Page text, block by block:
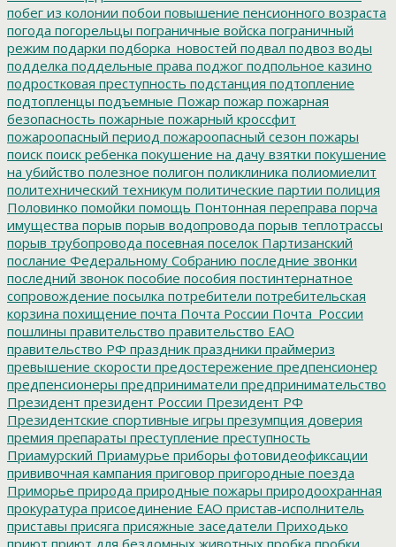
побег из колонии побои повышение пенсионного возраста
погода погорельцы пограничные войска пограничный
режим подарки подборка_новостей подвал подвоз воды
подделка поддельные права поджог подпольное казино
подростковая преступность подстанция подтопление
подтопленцы подъемные Пожар пожар пожарная
безопасность пожарные пожарный кроссфит
пожароопасный период пожароопасный сезон пожары
поиск поиск ребенка покушение на дачу взятки покушение
на убийство полезное полигон поликлиника полиомиелит
политехнический техникум политические партии полиция
Половинко помойки помощь Понтонная переправа порча
имущества порыв порыв водопровода порыв теплотрассы
порыв трубопровода посевная поселок Партизанский
послание Федеральному Собранию последние звонки
последний звонок пособие пособия постинтернатное
сопровождение посылка потребители потребительская
корзина похищение почта Почта России Почта_России
пошлины правительство правительство ЕАО
правительство РФ праздник праздники праймериз
превышение скорости предостережение предпенсионер
предпенсионеры предприниматели предпринимательство
Президент президент России Президент РФ
Президентские спортивные игры презумпция доверия
премия препараты преступление преступность
Приамурский Приамурье приборы фотовидеофиксации
прививочная кампания приговор пригородные поезда
Приморье природа природные пожары природоохранная
прокуратура присоединение ЕАО пристав-исполнитель
приставы присяга присяжные заседатели Приходько
приют приют для бездомных животных пробка пробки